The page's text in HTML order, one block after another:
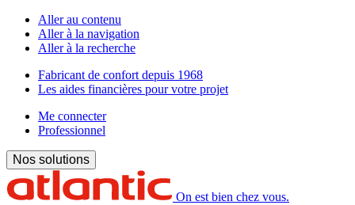
Aller au contenu
Aller à la navigation
Aller à la recherche
Fabricant de confort depuis 1968
Les aides financières pour votre projet
Me connecter
Professionnel
Nos solutions
On est bien chez vous.